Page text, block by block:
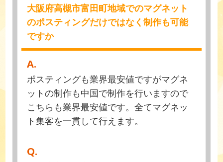
大阪府高槻市富田町地域でのマグネット
のポスティングだけではなく制作も可能
ですか
A.
ポスティングも業界最安値ですがマグネ
ットの制作も中国で制作を行いますので
こちらも業界最安値です。全てマグネッ
ト集客を一貫して行えます。
Q.